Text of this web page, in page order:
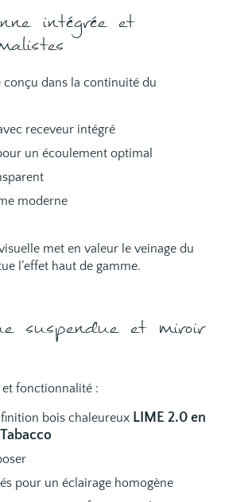
intégrée et
conçu dans la continuité du
receveur intégré
un écoulement optimal
moderne
met en valeur le veinage du
l’effet haut de gamme.
suspendue et miroir
et fonctionnalité :
bois chaleureux LIME 2.0 en
pour un éclairage homogène